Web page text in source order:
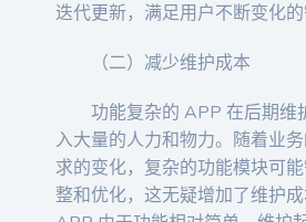
迭代更新，满足用户不断变化的
（二）减少维护成本
功能复杂的 APP 在后期维
入大量的人力和物力。随着业
求的变化，复杂的功能模块可
整和优化，这无疑增加了维护